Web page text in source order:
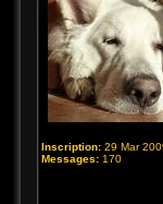
Inscription: 29 Mar
Messages: 170